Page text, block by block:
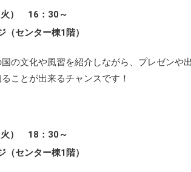
火） 16：30～
（センター棟1階）
の文化や風習を紹介しながら、プレゼンや
ことが出来るチャンスです！
火） 18：30～
（センター棟1階）